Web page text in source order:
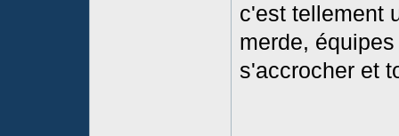
c'est tellement
merde,
s'accrocher et